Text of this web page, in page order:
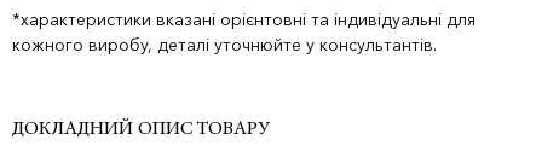
*характеристики вказані орієнтовні та індивідуальні для
кожного виробу, деталі уточнюйте у консультантів.
ДОКЛАДНИЙ ОПИС ТОВАРУ